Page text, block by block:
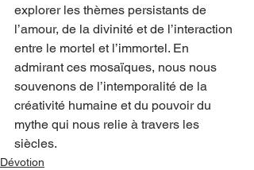
explorer les thèmes persistants de
l’amour, de la divinité et de l’interaction
entre le mortel et l’immortel. En
admirant ces mosaïques, nous nous
souvenons de l’intemporalité de la
créativité humaine et du pouvoir du
mythe qui nous relie à travers les
siècles.
Dévotion